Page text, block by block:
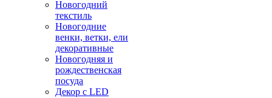
Новогодний
текстиль
Новогодние
венки, ветки, ели
декоративные
Новогодняя и
рождественская
посуда
Декор с LED